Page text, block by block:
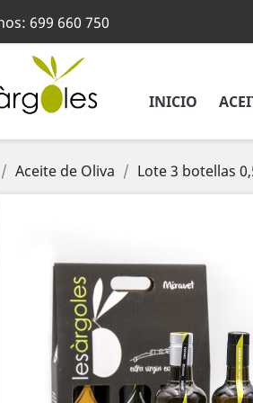
699 660 750
INICIO
Aceite de Oliva Lote 3 botellas